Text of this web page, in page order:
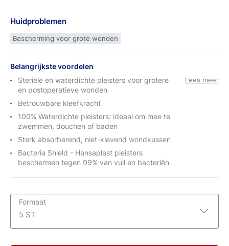
Huidproblemen
Bescherming voor grote wonden
Belangrijkste voordelen
Steriele en waterdichte pleisters voor grotere
en postoperatieve wonden
Betrouwbare kleefkracht
100% Waterdichte pleisters: ideaal om mee te
zwemmen, douchen of baden
Sterk absorberend, niet-klevend wondkussen
Bacteria Shield - Hansaplast pleisters
beschermen tegen 99% van vuil en bacteriën
Lees meer
Formaat
5 ST